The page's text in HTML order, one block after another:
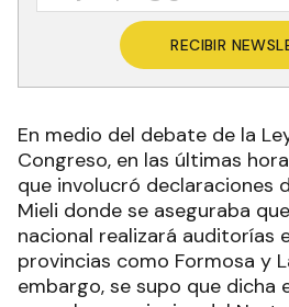
La información falsa que
indicaba que en la provincia
Insfrán está prohibido hablar
“Recibí miles de mensajes
mete preso, eso se acaba en
expresaba un posteo en
Recibí las noticias